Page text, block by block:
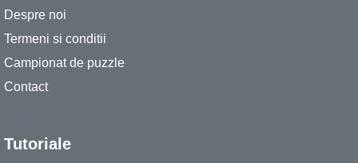
Despre noi
Termeni si conditii
Campionat de puzzle
Contact
Tutoriale